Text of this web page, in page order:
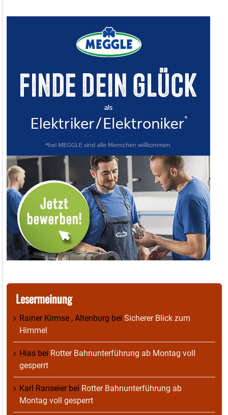
Lesermeinung
Rainer Kirmse , Altenburg bei Sicherer Blick zum
Himmel
Hias bei Rotter Bahnunterführung ab Montag voll
gesperrt
Karl Ranseierbei Rotter Bahnunterführung ab
Montag voll gesperrt